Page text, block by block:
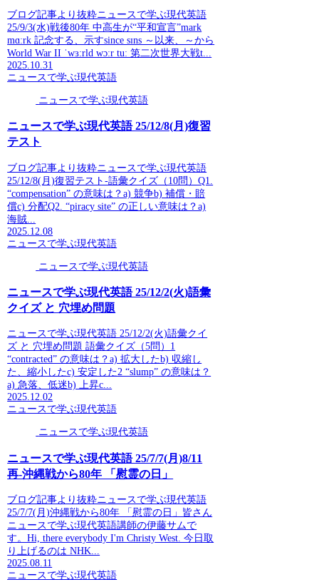
ブログ記事より抜粋ニュースで学ぶ現代英語
25/9/3(水)戦後80年 中高生が“平和宣言”mark
mɑːrk 記念する、示すsince sɪns ～以来、～から
World War II ˈwɜːrld wɔːr tuː 第二次世界大戦t...
2025.10.31
ニュースで学ぶ現代英語
ニュースで学ぶ現代英語
ニュースで学ぶ現代英語 25/12/8(月)復習
テスト
ブログ記事より抜粋ニュースで学ぶ現代英語
25/12/8(月)復習テスト-語彙クイズ（10問）Q1.
“compensation” の意味は？a) 競争b) 補償・賠
償c) 分配Q2. “piracy site” の正しい意味は？a)
海賊...
2025.12.08
ニュースで学ぶ現代英語
ニュースで学ぶ現代英語
ニュースで学ぶ現代英語 25/12/2(火)語彙
クイズ と 穴埋め問題
ニュースで学ぶ現代英語 25/12/2(火)語彙クイ
ズ と 穴埋め問題 語彙クイズ（5問）1
“contracted” の意味は？a) 拡大したb) 収縮し
た、縮小したc) 安定した2 “slump” の意味は？
a) 急落、低迷b) 上昇c...
2025.12.02
ニュースで学ぶ現代英語
ニュースで学ぶ現代英語
ニュースで学ぶ現代英語 25/7/7(月)8/11
再-沖縄戦から80年 「慰霊の日」
ブログ記事より抜粋ニュースで学ぶ現代英語
25/7/7(月)沖縄戦から80年 「慰霊の日」皆さん
ニュースで学ぶ現代英語講師の伊藤サムで
す。Hi, there everybody I'm Christy West. 今日取
り上げるのは NHK...
2025.08.11
ニュースで学ぶ現代英語